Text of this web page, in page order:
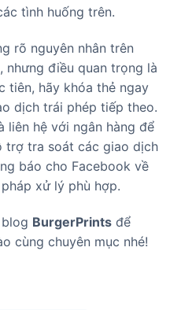
tình huống trên.
rõ nguyên nhân trên
nhưng điều quan trọng là
tiên, hãy khóa thẻ ngay
dịch trái phép tiếp theo.
liên hệ với ngân hàng để
trợ tra soát các giao dịch
báo cho Facebook về
xử lý phù hợp.
BurgerPrints để
cùng chuyên mục nhé!